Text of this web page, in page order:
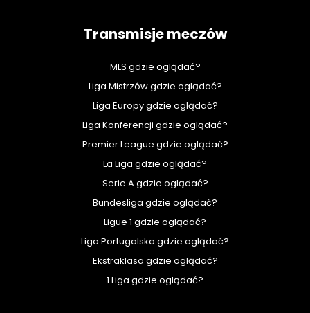
Transmisje meczów
MLS gdzie oglądać?
Liga Mistrzów gdzie oglądać?
Liga Europy gdzie oglądać?
Liga Konferencji gdzie oglądać?
Premier League gdzie oglądać?
La Liga gdzie oglądać?
Serie A gdzie oglądać?
Bundesliga gdzie oglądać?
Ligue 1 gdzie oglądać?
Liga Portugalska gdzie oglądać?
Ekstraklasa gdzie oglądać?
1 Liga gdzie oglądać?